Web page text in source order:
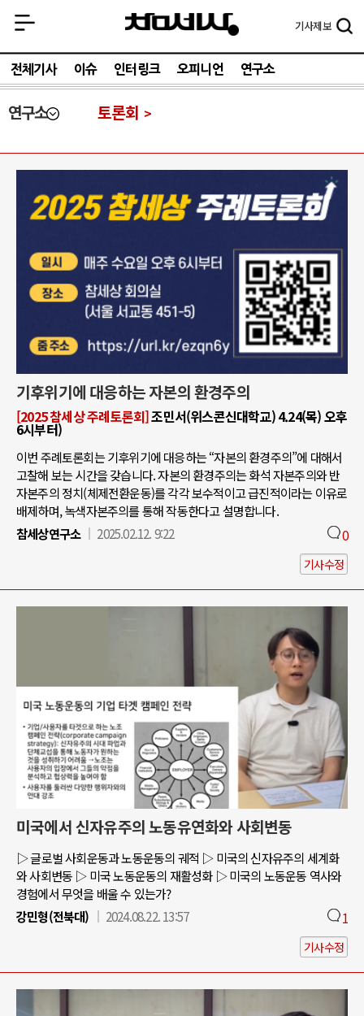
기사제보
전체기사 이슈 인터링크 오피니언 연구소
연구소 토론회
기후위기에 대응하는 자본의 환경주의
[2025 참세상 주례토론회]조민서(위스콘신대학교) 4.24(목) 오후
6시부터)
이번 주례토론회는 기후위기에 대응하는 “자본의 환경주의”에 대해서
고찰해 보는 시간을 갖습니다. 자본의 환경주의는 화석 자본주의와 반
자본주의 정치(체제전환운동)를 각각 보수적이고 급진적이라는 이유로
배제하며, 녹색자본주의를 통해 작동한다고 설명합니다.
참세상연구소
2025.02.12. 9:22 0
기사수정
미국에서 신자유주의 노동유연화와 사회변동
▷ 글로벌 사회운동과 노동운동의 궤적 ▷ 미국의 신자유주의 세계화
와 사회변동 ▷ 미국 노동운동의 재활성화 ▷ 미국의 노동운동 역사와
경험에서 무엇을 배울 수 있는가?
강민형(전북대)
2024.08.22. 13:57 1
기사수정